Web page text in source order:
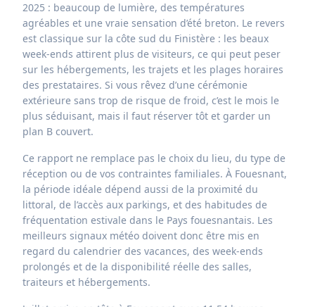
2025 : beaucoup de lumière, des températures
agréables et une vraie sensation d’été breton. Le revers
est classique sur la côte sud du Finistère : les beaux
week-ends attirent plus de visiteurs, ce qui peut peser
sur les hébergements, les trajets et les plages horaires
des prestataires. Si vous rêvez d’une cérémonie
extérieure sans trop de risque de froid, c’est le mois le
plus séduisant, mais il faut réserver tôt et garder un
plan B couvert.
Ce rapport ne remplace pas le choix du lieu, du type de
réception ou de vos contraintes familiales. À Fouesnant,
la période idéale dépend aussi de la proximité du
littoral, de l’accès aux parkings, et des habitudes de
fréquentation estivale dans le Pays fouesnantais. Les
meilleurs signaux météo doivent donc être mis en
regard du calendrier des vacances, des week-ends
prolongés et de la disponibilité réelle des salles,
traiteurs et hébergements.